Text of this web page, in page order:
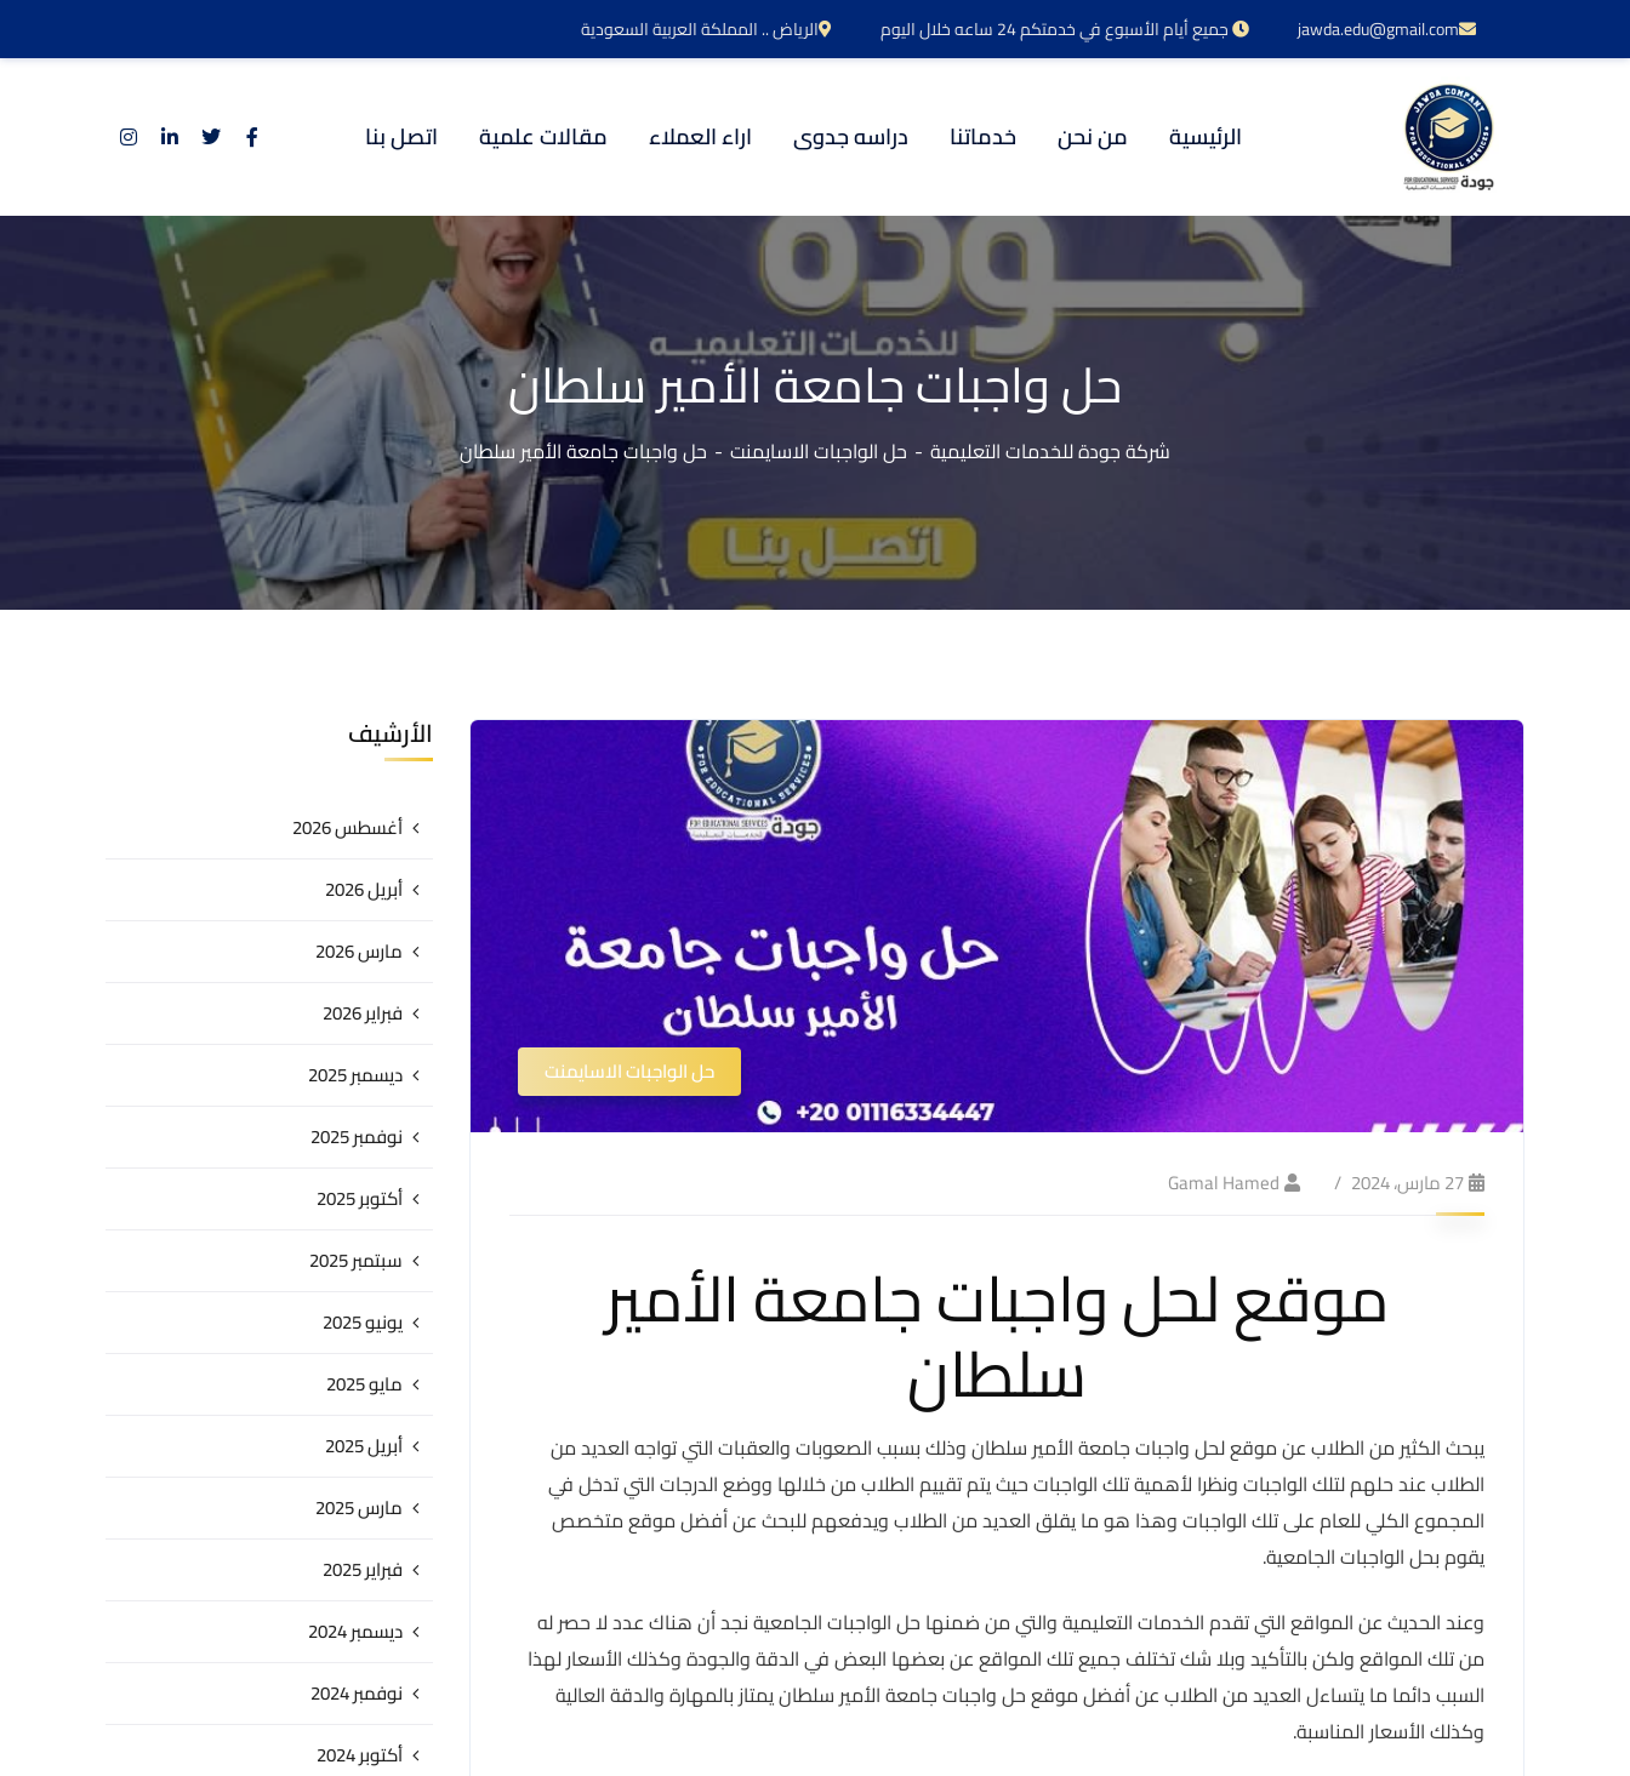
jawda.edu@gmail.com جميع أيام الأسبوع في خدمتكم 24 ساعه خلال اليوم الرياض .. المملكة العربية السعودية
الرئيسية من نحن خدماتنا دراسه جدوى اراء العملاء مقالات علمية اتصل بنا
حل واجبات جامعة الأمير سلطان
شركة جودة للخدمات التعليمية حل الواجبات الاسايمنت حل واجبات جامعة الأمير سلطان
حل الواجبات الاسايمنت
27 مارس، 2024 Gamal Hamed
موقع لحل واجبات جامعة الأمير
سلطان
يبحث الكثير من الطلاب عن موقع لحل واجبات جامعة الأمير سلطان وذلك بسبب الصعوبات والعقبات التي تواجه العديد من
الطلاب عند حلهم لتلك الواجبات ونظرا لأهمية تلك الواجبات حيث يتم تقييم الطلاب من خلالها ووضع الدرجات التي تدخل في
المجموع الكلي للعام على تلك الواجبات وهذا هو ما يقلق العديد من الطلاب ويدفعهم للبحث عن أفضل موقع متخصص
يقوم بحل الواجبات الجامعية.
وعند الحديث عن المواقع التي تقدم الخدمات التعليمية والتي من ضمنها حل الواجبات الجامعية نجد أن هناك عدد لا حصر له
من تلك المواقع ولكن بالتأكيد وبلا شك تختلف جميع تلك المواقع عن بعضها البعض في الدقة والجودة وكذلك الأسعار لهذا
السبب دائما ما يتساءل العديد من الطلاب عن أفضل موقع حل واجبات جامعة الأمير سلطان يمتاز بالمهارة والدقة العالية
وكذلك الأسعار المناسبة.
الأرشيف
أغسطس 2026
أبريل 2026
مارس 2026
فبراير 2026
ديسمبر 2025
نوفمبر 2025
أكتوبر 2025
سبتمبر 2025
يونيو 2025
مايو 2025
أبريل 2025
مارس 2025
فبراير 2025
ديسمبر 2024
نوفمبر 2024
أكتوبر 2024